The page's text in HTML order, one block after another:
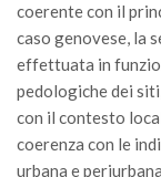
coerente con il
caso genovese, la
effettuata in
pedologiche dei
con il contesto
coerenza con le
urbana e